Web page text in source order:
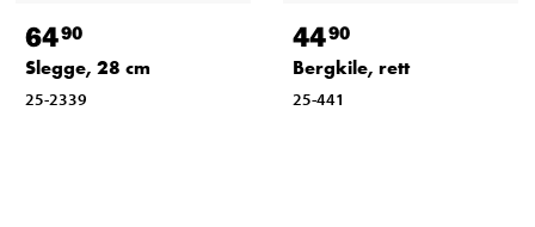
6490
Slegge, 28 cm
25-2339
4490
Bergkile, rett
25-441